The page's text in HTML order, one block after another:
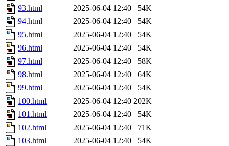
93.html
2025-06-04 12:40
54K
94.html
2025-06-04 12:40
54K
95.html
2025-06-04 12:40
54K
96.html
2025-06-04 12:40
54K
97.html
2025-06-04 12:40
58K
98.html
2025-06-04 12:40
64K
99.html
2025-06-04 12:40
54K
100.html
2025-06-04 12:40 202K
101.html
2025-06-04 12:40
54K
102.html
2025-06-04 12:40
71K
103.html
2025-06-04 12:40
54K